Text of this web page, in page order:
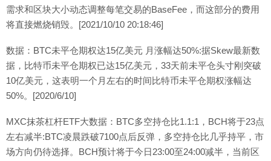
需求和区块大小动态调整每笔交易的BaseFee，而这部分的费用
将直接燃烧销毁。[2021/10/10 20:18:46]
数据：BTC未平仓期权达15亿美元 月涨幅达50%:据Skew最新数
据，比特币未平仓期权已达15亿美元，33天前未平仓头寸刚突破
10亿美元，这表明一个月左右的时间比特币未平仓期权涨幅达
50%。[2020/6/10]
MXC抹茶杠杆ETF大数据：BTC多空持仓比1.1:1，BCH将于23点
左右减半:BTC凌晨跌破7100点后反弹，多空持仓比几乎持平，市
场方向仍待选择。BCH预计将于今日23:00至24:00减半，当前区